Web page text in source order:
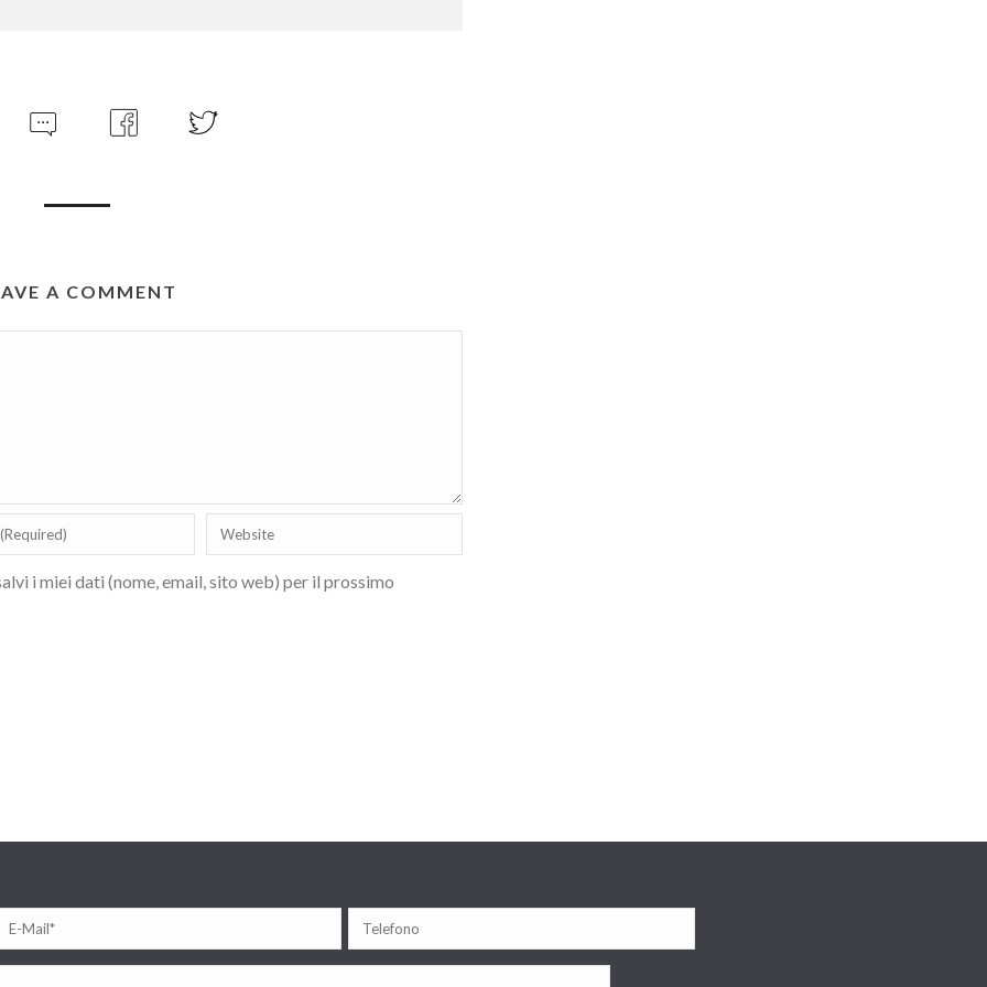
A COMMENT
i miei dati (nome, email, sito web) per il prossimo